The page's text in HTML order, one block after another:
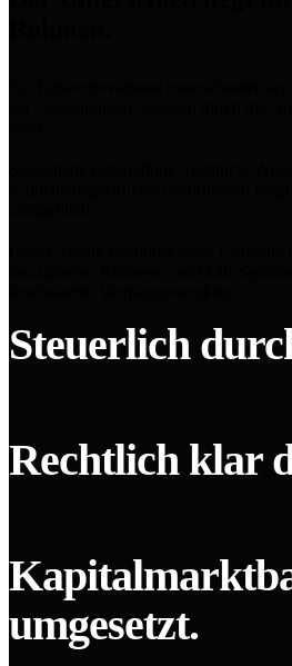
Steuerlich
Rechtlich klar
umge­setzt.